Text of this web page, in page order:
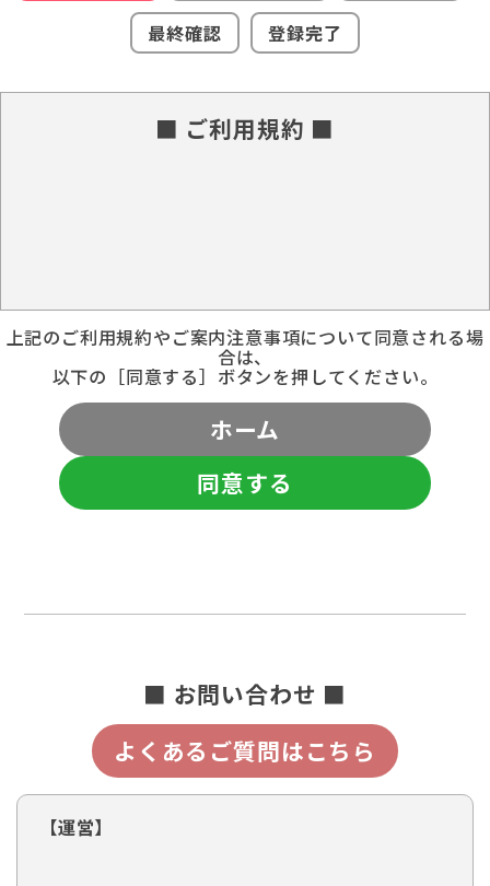
最終確認
登録完了
■ ご利用規約 ■
上記のご利用規約やご案内注意事項について同意される場
合は、
以下の［同意する］ボタンを押してください。
ホーム
同意する
■ お問い合わせ ■
よくあるご質問はこちら
【運営】